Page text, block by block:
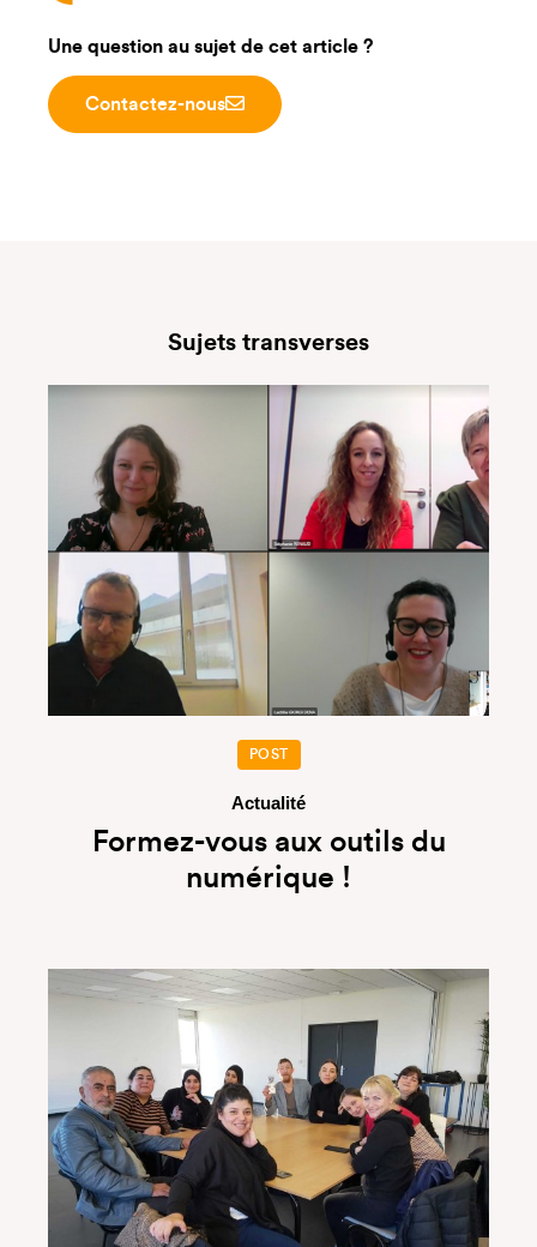
Une question au sujet de cet article ?
Contactez-nous
Sujets transverses
POST
Actualité
Formez-vous aux outils du
numérique !